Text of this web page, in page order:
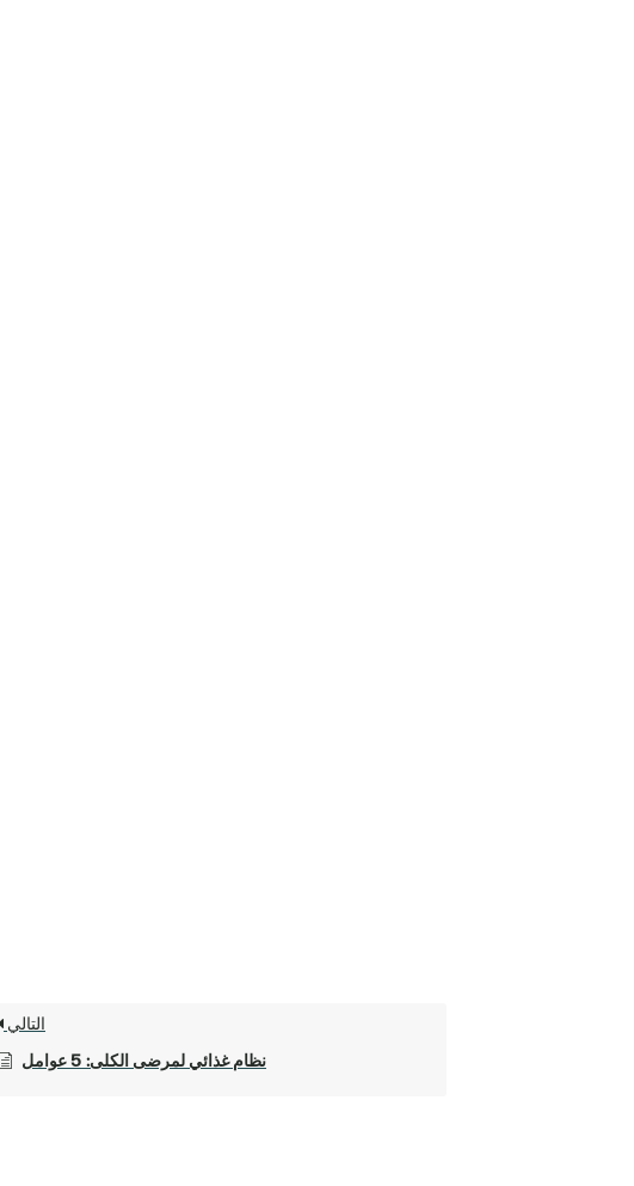
التالي
نظام غذائي لمرضى الكلى: 5 عوامل